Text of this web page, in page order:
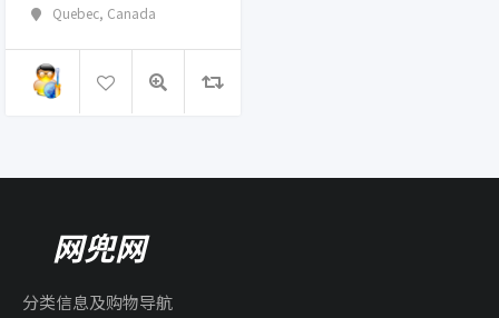
Quebec, Canada
网兜网
分类信息及购物导航